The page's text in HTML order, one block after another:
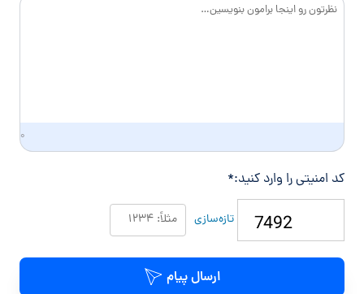
گ
۰
کد امنیتی را وارد کنید:*
تازه‌سازی
ارسال پیام